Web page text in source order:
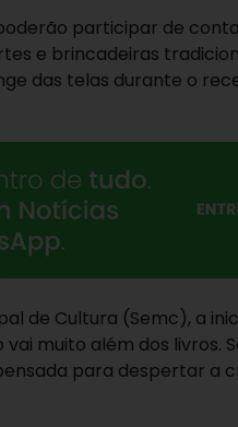
participar de
e brincadeiras
das telas durante o
de Cultura (Semc), a
muito além dos livros.
para despertar a